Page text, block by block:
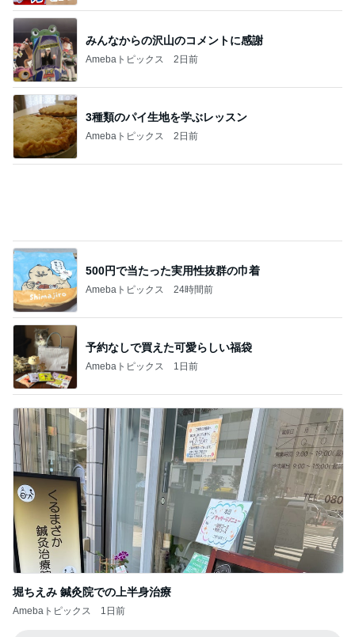
みんなからの沢山のコメントに感謝
Amebaトピックス 2日前
3種類のパイ生地を学ぶレッスン
Amebaトピックス 2日前
予約なしで買えた可愛らしい福袋
Amebaトピックス 1日前
堀ちえみ 鍼灸院での上半身治療
Amebaトピックス 1日前
記事を読む